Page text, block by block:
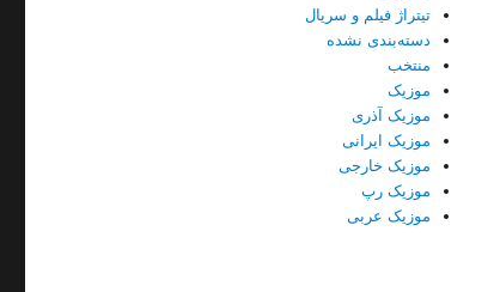
تیتراژ فیلم و سریال
دسته‌بندی نشده
منتخب
موزیک
موزیک آذری
موزیک ایرانی
موزیک خارجی
موزیک رپ
موزیک عربی